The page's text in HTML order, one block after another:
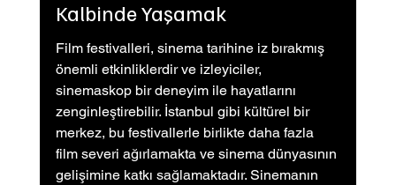
Kalbinde Yaşamak
Film festivalleri, sinema tarihine iz bırakmış
önemli etkinliklerdir ve izleyiciler,
sinemaskop bir deneyim ile hayatlarını
zenginleştirebilir. İstanbul gibi kültürel bir
merkez, bu festivallerle birlikte daha fazla
film severi ağırlamakta ve sinema dünyasının
gelişimine katkı sağlamaktadır. Sinemanın